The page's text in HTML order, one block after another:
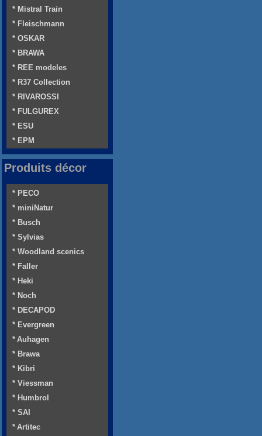
* Mistral Train
* Fleischmann
* OSKAR
* BRAWA
* REE modeles
* R37 Collection
* RIVAROSSI
* FULGUREX
* ESU
* EPM
Produits décor
* PECO
* miniNatur
* Busch
* Sylvias
* Woodland scenics
* Faller
* Heki
* Noch
* DECAPOD
* Evergreen
* Auhagen
* Brawa
* Kibri
* Viessman
* Humbrol
* SAI
* Artitec